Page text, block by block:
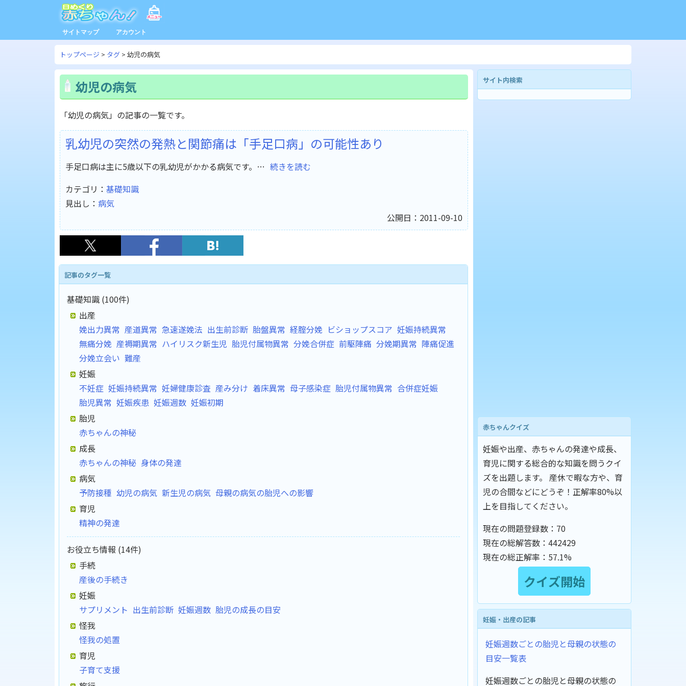
サイトマップ アカウント
トップページ タグ 幼児の病気
幼児の病気
「幼児の病気」の記事の一覧です。
乳幼児の突然の発熱と関節痛は「手足口病」の可能性あり
手足口病は主に5歳以下の乳幼児がかかる病気です。… 続きを読む
カテゴリ： 基礎知識
見出し： 病気
公開日：2011-09-10
記事のタグ一覧
基礎知識 (100件)
出産
娩出力異常 産道異常 急速遂娩法 出生前診断 胎盤異常 経腟分娩 ビショップスコア 妊娠持続異常
無痛分娩 産褥期異常 ハイリスク新生児 胎児付属物異常 分娩合併症 前駆陣痛 分娩期異常 陣痛促進
分娩立会い 難産
妊娠
不妊症 妊娠持続異常 妊婦健康診査 産み分け 着床異常 母子感染症 胎児付属物異常 合併症妊娠
胎児異常 妊娠疾患 妊娠週数 妊娠初期
胎児
赤ちゃんの神秘
成長
赤ちゃんの神秘 身体の発達
病気
予防接種 幼児の病気 新生児の病気 母親の病気の胎児への影響
育児
精神の発達
お役立ち情報 (14件)
手続
産後の手続き
妊娠
サプリメント 出生前診断 妊娠週数 胎児の成長の目安
怪我
怪我の処置
育児
子育て支援
サイト内検索
赤ちゃんクイズ
妊娠や出産、赤ちゃんの発達や成長、
育児に関する総合的な知識を問うクイ
ズを出題します。 産休で暇な方や、育
児の合間などにどうぞ！正解率80%以
上を目指してください。
現在の問題登録数： 70
現在の総解答数： 442429
現在の総正解率： 57.1%
妊娠・出産の記事
妊娠週数ごとの胎児と母親の状態の
目安一覧表
妊娠週数ごとの胎児と母親の状態の